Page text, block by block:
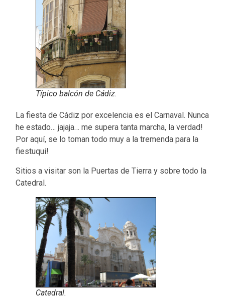
Típico balcón de Cádiz.
La fiesta de Cádiz por excelencia es el Carnaval. Nunca
he estado… jajaja… me supera tanta marcha, la verdad!
Por aquí, se lo toman todo muy a la tremenda para la
fiestuqui!
Sitios a visitar son la Puertas de Tierra y sobre todo la
Catedral.
Catedral.